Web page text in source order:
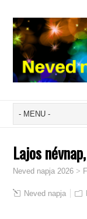
Lajos
Neved napja 2026 >
Neved napja